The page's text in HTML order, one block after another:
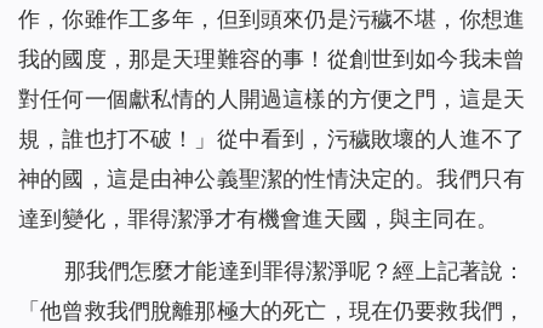
作，你雖作工多年，但到頭來仍是污穢不堪，你想進
我的國度，那是天理難容的事！從創世到如今我未曾
對任何一個獻私情的人開過這樣的方便之門，這是天
規，誰也打不破！
」從中看到，污穢敗壞的人進不了
神的國，這是由神公義聖潔的性情決定的。我們只有
達到變化，罪得潔淨才有機會進天國，與主同在。
那我們怎麼才能達到罪得潔淨呢？經上記著說：
「他曾救我們脫離那極大的死亡，現在仍要救我們，